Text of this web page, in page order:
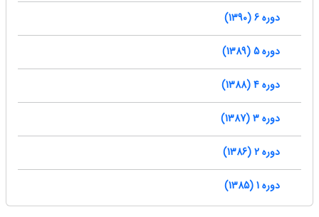
دوره 6 (1390)
دوره 5 (1389)
دوره 4 (1388)
دوره 3 (1387)
دوره 2 (1386)
دوره 1 (1385)